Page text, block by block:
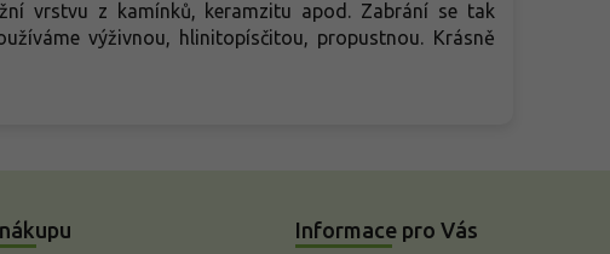
vrstvu z kamínků, keramzitu apod. Zabrání se tak
výživnou, hlinitopísčitou, propustnou. Krásně
Informace pro Vás